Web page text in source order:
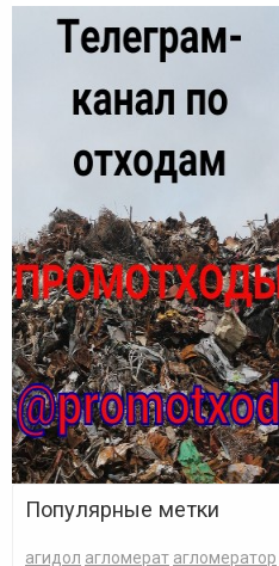
Популярные метки
агидол агломерат агломератор